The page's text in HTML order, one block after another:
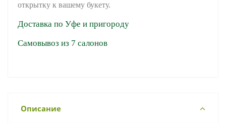
открытку к вашему букету.
Доставка по Уфе и пригороду
Самовывоз из 7 салонов
Описание